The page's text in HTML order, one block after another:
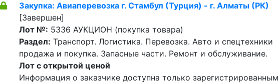
Закупка: Авиаперевозка г. Стамбул (Турция) - г. Алматы (РК)
[Завершен]
Лот №: 5336 АУКЦИОН (покупка товара)
Раздел: Транспорт. Логистика. Перевозка. Авто и спецтехники
продажа и покупка. Запасные части. Ремонт и обслуживание.
Лот с открытой ценой
Информация о заказчике доступна только зарегистрированным